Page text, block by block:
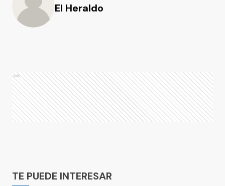
El Heraldo
Ads
TE PUEDE INTERESAR